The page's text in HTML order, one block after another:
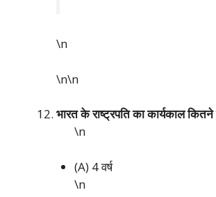
\n
\n\n
भारत के राष्ट्रपति का कार्यकाल कितने
\n
(A) 4 वर्ष
\n